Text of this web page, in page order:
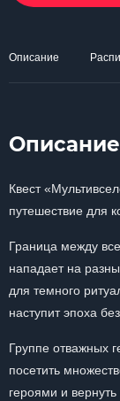
Описание
Описание
Квест
путешествие для
Граница между
нападает на
для темного
наступит эпоха
Группе отважных
посетить
героями и